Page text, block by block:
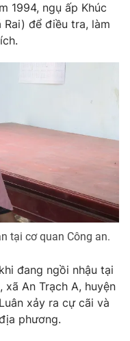
1994, ngụ ấp Khúc
Rai) để điều tra, làm
tại cơ quan Công an.
đang ngồi nhậu tại
xã An Trạch A, huyện
xảy ra cự cãi và
phương.